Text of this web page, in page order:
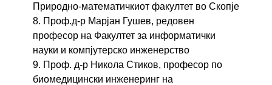
Природно-математичкиот факултет во Скопје
8. Проф.д-р Марјан Гушев, редовен
професор на Факултет за информатички
науки и компјутерско инженерство
9. Проф. д-р Никола Стиков, професор по
биомедицински инженеринг на